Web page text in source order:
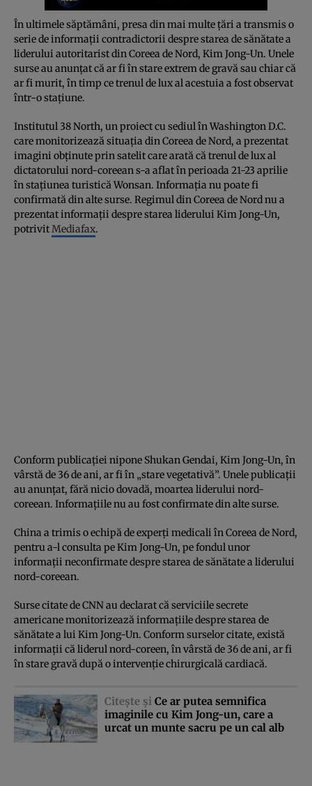
În ultimele săptămâni, presa din mai multe ţări a transmis o
serie de informaţii contradictorii despre starea de sănătate a
liderului autoritarist din Coreea de Nord, Kim Jong-Un. Unele
surse au anunţat că ar fi în stare extrem de gravă sau chiar că
ar fi murit, în timp ce trenul de lux al acestuia a fost observat
într-o staţiune.
Institutul 38 North, un proiect cu sediul în Washington D.C.
care monitorizează situaţia din Coreea de Nord, a prezentat
imagini obţinute prin satelit care arată că trenul de lux al
dictatorului nord-coreean s-a aflat în perioada 21-23 aprilie
în staţiunea turistică Wonsan. Informaţia nu poate fi
confirmată din alte surse. Regimul din Coreea de Nord nu a
prezentat informaţii despre starea liderului Kim Jong-Un,
potrivitMediafax.
Conform publicaţiei nipone Shukan Gendai, Kim Jong-Un, în
vârstă de 36 de ani, ar fi în „stare vegetativă”. Unele publicaţii
au anunţat, fără nicio dovadă, moartea liderului nord-
coreean. Informaţiile nu au fost confirmate din alte surse.
China a trimis o echipă de experţi medicali în Coreea de Nord,
pentru a-l consulta pe Kim Jong-Un, pe fondul unor
informaţii neconfirmate despre starea de sănătate a liderului
nord-coreean.
Surse citate de CNN au declarat că serviciile secrete
americane monitorizează informaţiile despre starea de
sănătate a lui Kim Jong-Un. Conform surselor citate, există
informaţii că liderul nord-coreen, în vârstă de 36 de ani, ar fi
în stare gravă după o intervenţie chirurgicală cardiacă.
Citeşte şi Ce ar putea semnifica
imaginile cu Kim Jong-un, care a
urcat un munte sacru pe un cal alb